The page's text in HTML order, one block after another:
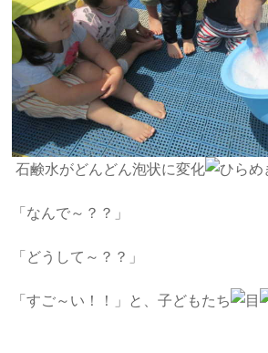
石鹸水がどんどん泡状に変化
「なんで～？？」
「どうして～？？」
「すご～い！！」と、子どもたち